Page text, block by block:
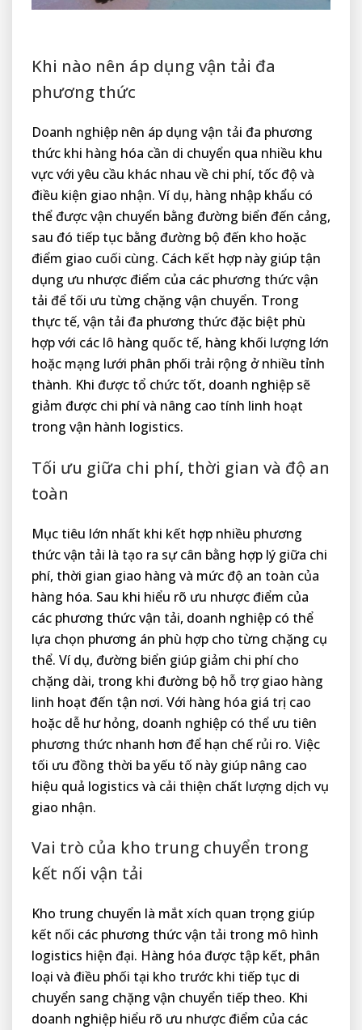
Khi nào nên áp dụng vận tải đa
phương thức
Doanh nghiệp nên áp dụng vận tải đa phương
thức khi hàng hóa cần di chuyển qua nhiều khu
vực với yêu cầu khác nhau về chi phí, tốc độ và
điều kiện giao nhận. Ví dụ, hàng nhập khẩu có
thể được vận chuyển bằng đường biển đến cảng,
sau đó tiếp tục bằng đường bộ đến kho hoặc
điểm giao cuối cùng. Cách kết hợp này giúp tận
dụng ưu nhược điểm của các phương thức vận
tải để tối ưu từng chặng vận chuyển. Trong
thực tế, vận tải đa phương thức đặc biệt phù
hợp với các lô hàng quốc tế, hàng khối lượng lớn
hoặc mạng lưới phân phối trải rộng ở nhiều tỉnh
thành. Khi được tổ chức tốt, doanh nghiệp sẽ
giảm được chi phí và nâng cao tính linh hoạt
trong vận hành logistics.
Tối ưu giữa chi phí, thời gian và độ an
toàn
Mục tiêu lớn nhất khi kết hợp nhiều phương
thức vận tải là tạo ra sự cân bằng hợp lý giữa chi
phí, thời gian giao hàng và mức độ an toàn của
hàng hóa. Sau khi hiểu rõ ưu nhược điểm của
các phương thức vận tải, doanh nghiệp có thể
lựa chọn phương án phù hợp cho từng chặng cụ
thể. Ví dụ, đường biển giúp giảm chi phí cho
chặng dài, trong khi đường bộ hỗ trợ giao hàng
linh hoạt đến tận nơi. Với hàng hóa giá trị cao
hoặc dễ hư hỏng, doanh nghiệp có thể ưu tiên
phương thức nhanh hơn để hạn chế rủi ro. Việc
tối ưu đồng thời ba yếu tố này giúp nâng cao
hiệu quả logistics và cải thiện chất lượng dịch vụ
giao nhận.
Vai trò của kho trung chuyển trong
kết nối vận tải
Kho trung chuyển là mắt xích quan trọng giúp
kết nối các phương thức vận tải trong mô hình
logistics hiện đại. Hàng hóa được tập kết, phân
loại và điều phối tại kho trước khi tiếp tục di
chuyển sang chặng vận chuyển tiếp theo. Khi
doanh nghiệp hiểu rõ ưu nhược điểm của các